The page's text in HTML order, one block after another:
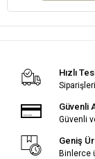
Hızlı
Güvenli
Güvenli
Geniş
Binlerce